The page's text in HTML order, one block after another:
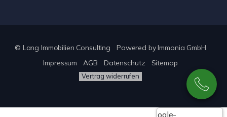
© Lang Immobilien Consulting Powered byImmonia GmbH
Impressum
AGB Datenschutz Sitemap
Vertrag widerrufen
Google-